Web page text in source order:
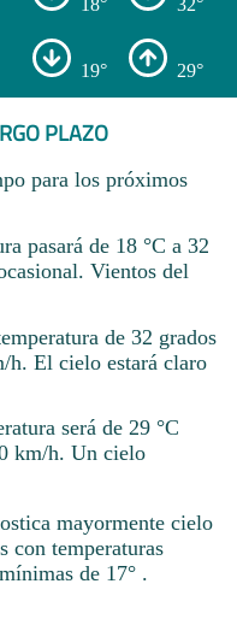
19° 29°
PLAZO
para los próximos
pasará de 18 °C a 32
Vientos del
de 32 grados
h. El cielo estará claro
será de 29 °C
km/h. Un cielo
mayormente cielo
con temperaturas
de 17° .